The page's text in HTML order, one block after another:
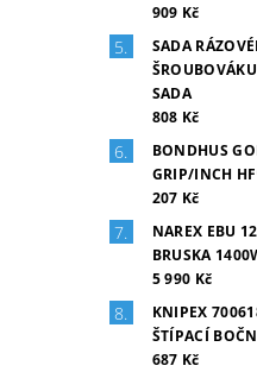
909 Kč
SADA
SADA
808 Kč
BONDHUS
GRIP/INCH
207 Kč
NAREX EBU
BRUSKA
5 990 Kč
KNIPEX
ŠTÍPACÍ
687 Kč